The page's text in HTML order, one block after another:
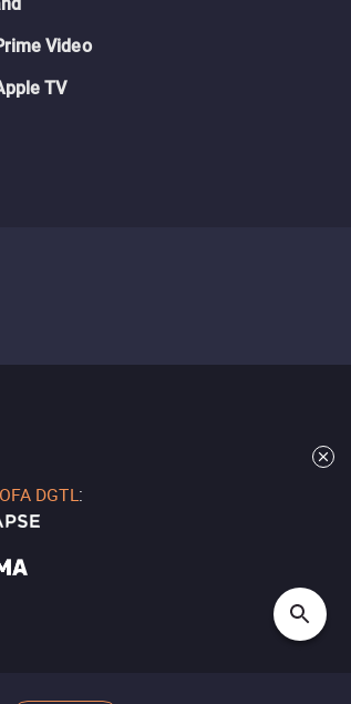
Video
TV
DGTL: